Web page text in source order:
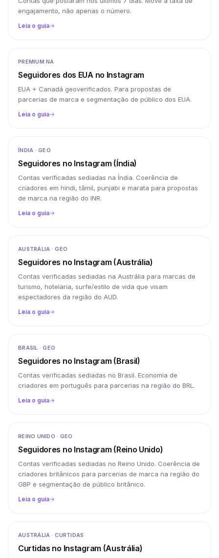
engajamento, não apenas o número.
Leia o guia
PREMIUM NA
Seguidores dos EUA no Instagram
EUA + Canadá geoverificados. Para propostas de
parcerias de marca e segmentação de público dos EUA.
Leia o guia
ÍNDIA · GEO
Seguidores no Instagram (Índia)
Contas verificadas sediadas na Índia. Coerência de
criadores em hindi, tâmil, punjabi e marata para propostas
de marca na região do INR.
Leia o guia
AUSTRÁLIA · GEO
Seguidores no Instagram (Austrália)
Contas verificadas sediadas na Austrália para marcas de
turismo, hotelaria, surfe/estilo de vida que visam
espectadores da região do AUD.
Leia o guia
BRASIL · GEO
Seguidores no Instagram (Brasil)
Contas verificadas sediadas no Brasil. Economia de
criadores em português para parcerias na região do BRL.
Leia o guia
REINO UNIDO · GEO
Seguidores no Instagram (Reino Unido)
Contas verificadas sediadas no Reino Unido. Coerência de
criadores britânicos para parcerias de marca na região do
GBP e segmentação de público britânico.
Leia o guia
AUSTRÁLIA · CURTIDAS
Curtidas no Instagram (Austrália)